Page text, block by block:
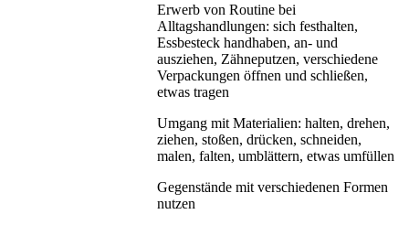
Erwerb von Routine bei
Alltagshandlungen: sich festhalten,
Essbesteck handhaben, an- und
ausziehen, Zähneputzen, verschiedene
Verpackungen öffnen und schließen,
etwas tragen
Umgang mit Materialien: halten, drehen,
ziehen, stoßen, drücken, schneiden,
malen, falten, umblättern, etwas umfüllen
Gegenstände mit verschiedenen Formen
nutzen